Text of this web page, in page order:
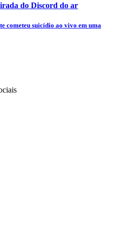
do Discord do ar
cometeu suicídio ao vivo em uma